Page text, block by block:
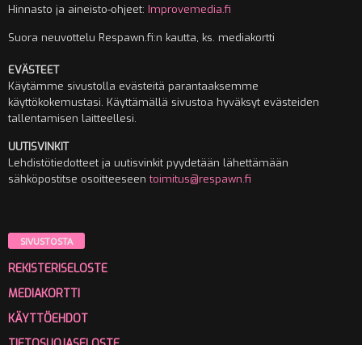
Hinnasto ja aineisto-ohjeet: Improvemedia.fi
Suora neuvottelu Respawn.fi:n kautta, ks. mediakortti
EVÄSTEET
Käytämme sivustolla evästeitä parantaaksemme
käyttökokemustasi. Käyttämällä sivustoa hyväksyt evästeiden
tallentamisen laitteellesi.
UUTISVINKIT
Lehdistötiedotteet ja uutisvinkit pyydetään lähettämään
sähköpostitse osoitteeseentoimitus@respawn.fi
SIVUSTOSTA
REKISTERISELOSTE
MEDIAKORTTI
KÄYTTÖEHDOT